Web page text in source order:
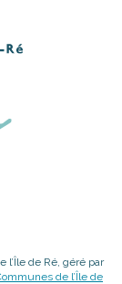
l’Île de Ré, géré par
de l’Île de